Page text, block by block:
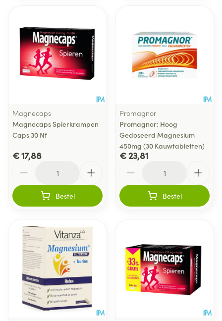
Magnecaps
Magnecaps Spierkrampen
Caps 30 Nf
€ 17,88
Bestel
Promagnor
Promagnor: Hoog
Gedoseerd Magnesium
450mg (30 Kauwtabletten)
€ 23,81
Bestel